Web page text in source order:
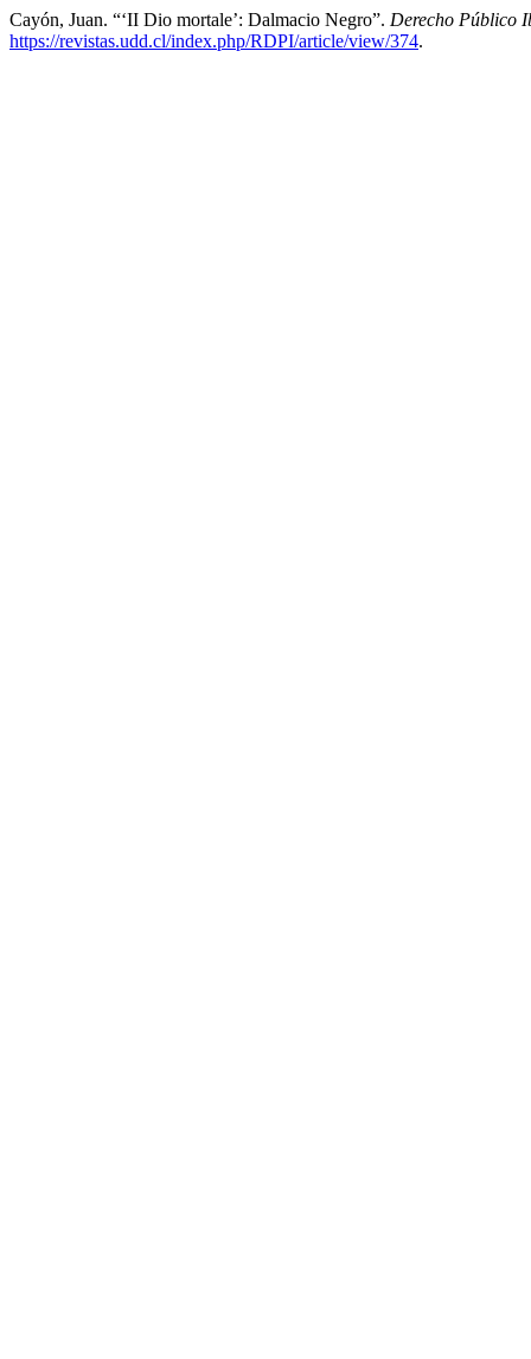
Cayón, Juan. “‘II Dio mortale’: Dalmacio Negro”. Derecho Público
https://revistas.udd.cl/index.php/RDPI/article/view/374.